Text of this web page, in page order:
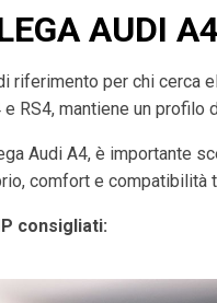
AUDI
di riferimento per chi
RS4, mantiene un profilo
Audi A4, è importante
comfort e compatibilità
consigliati: